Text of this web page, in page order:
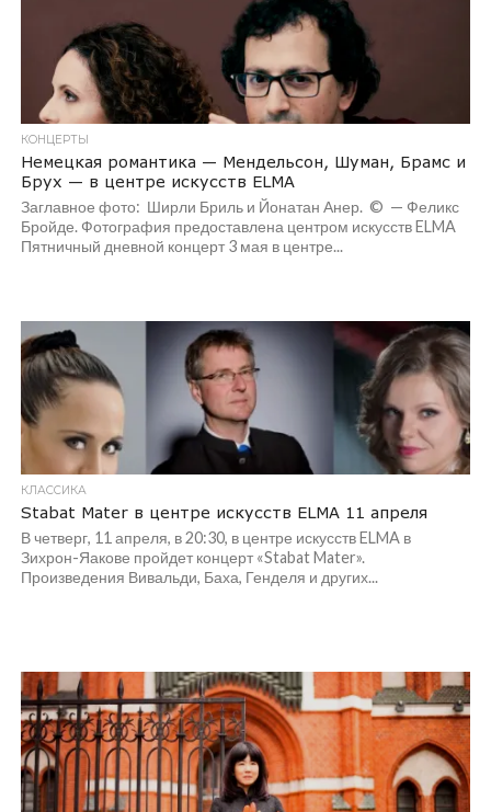
КОНЦЕРТЫ
Немецкая романтика — Мендельсон, Шуман, Брамс и
Брух — в центре искусств ELMA
Заглавное фото: Ширли Бриль и Йонатан Анер. © — Феликс
Бройде. Фотография предоставлена центром искусств ELMA
Пятничный дневной концерт 3 мая в центре...
КЛАССИКА
Stabat Mater в центре искусств ELMA 11 апреля
В четверг, 11 апреля, в 20:30, в центре искусств ELMA в
Зихрон-Яакове пройдет концерт «Stabat Mater».
Произведения Вивальди, Баха, Генделя и других...